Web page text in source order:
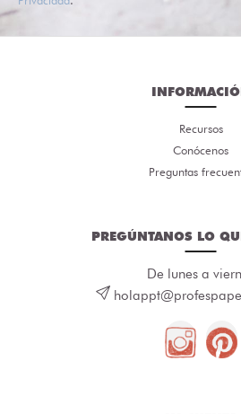
Recursos
Conócenos
Preguntas
PREGÚNTANOS LO
De lunes a